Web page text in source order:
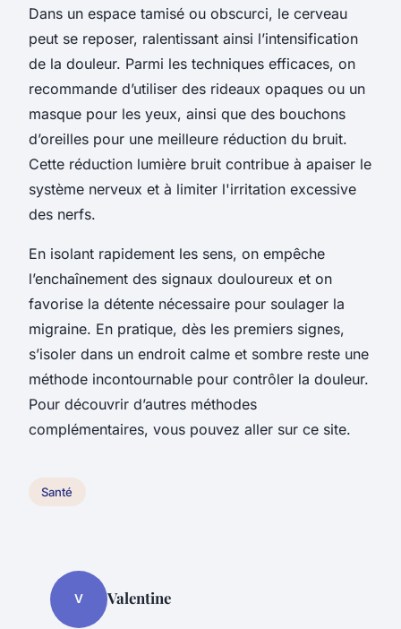
Dans un espace tamisé ou obscurci, le cerveau
peut se reposer, ralentissant ainsi l’intensification
de la douleur. Parmi les techniques efficaces, on
recommande d’utiliser des rideaux opaques ou un
masque pour les yeux, ainsi que des bouchons
d’oreilles pour une meilleure réduction du bruit.
Cette réduction lumière bruit contribue à apaiser le
système nerveux et à limiter l'irritation excessive
des nerfs.
En isolant rapidement les sens, on empêche
l’enchaînement des signaux douloureux et on
favorise la détente nécessaire pour soulager la
migraine. En pratique, dès les premiers signes,
s’isoler dans un endroit calme et sombre reste une
méthode incontournable pour contrôler la douleur.
Pour découvrir d’autres méthodes
complémentaires, vous pouvez aller sur ce site.
Santé
V Valentine